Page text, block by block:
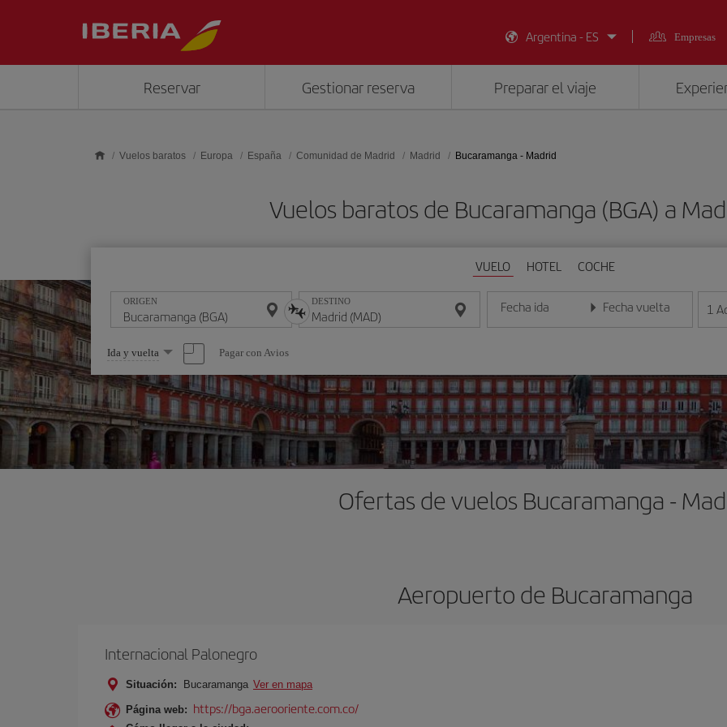
Argentina - ES
Empresas
Reservar Gestionar reserva Preparar el viaje
Vuelos baratos Europa España Comunidad de Madrid Madrid Bucaramanga - Madrid
Vuelos baratos de Bucaramanga (BGA) a
VUELO HOTEL COCHE
ORIGEN DESTINO Fecha ida
Introduce la fecha en formato día/mes/año
Fecha vuelta
Introduce la fecha en 1
Seleccione
una
opción
Ida y vuelta Pagar con Avios
Ofertas de vuelos Bucaramanga -
Aeropuerto de Bucaramanga
Internacional Palonegro
Situación: Bucaramanga Ver en mapa
Página web: https://bga.aerooriente.com.co/